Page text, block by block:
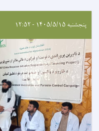
پنجشنبه ۱۴۰۵/۵/۱۵ - ۱۲:۵۲